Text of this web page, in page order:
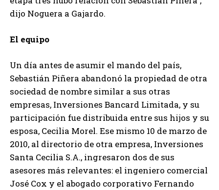
dijo Noguera a Gajardo.
El equipo
Un día antes de asumir el mando del país,
Sebastián Piñera abandonó la propiedad de otra
sociedad de nombre similar a sus otras
empresas, Inversiones Bancard Limitada, y su
participación fue distribuida entre sus hijos y su
esposa, Cecilia Morel. Ese mismo 10 de marzo de
2010, al directorio de otra empresa, Inversiones
Santa Cecilia S.A., ingresaron dos de sus
asesores más relevantes: el ingeniero comercial
José Cox y el abogado corporativo Fernando